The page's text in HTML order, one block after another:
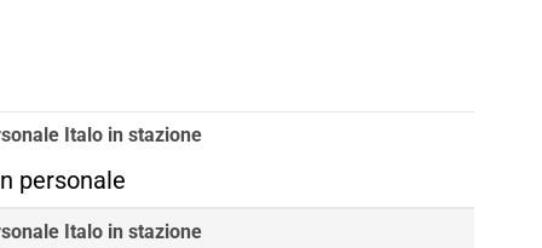
Italo in stazione
personale
Italo in stazione